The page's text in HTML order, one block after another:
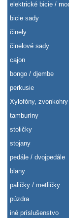
elektrické bicie /
bicie sady
činely
činelové sady
cajon
bongo / djembe
perkusie
Xylofóny, zvonkohry
tamburíny
stoličky
stojany
pedále / dvojpedále
blany
paličky / metličky
púzdra
iné príslušenstvo